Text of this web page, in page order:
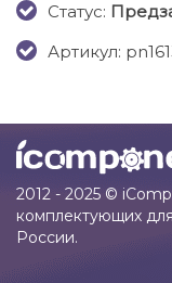
Cтатус:
Артикул:
2012 - 2025 ©
комплектующих
России.